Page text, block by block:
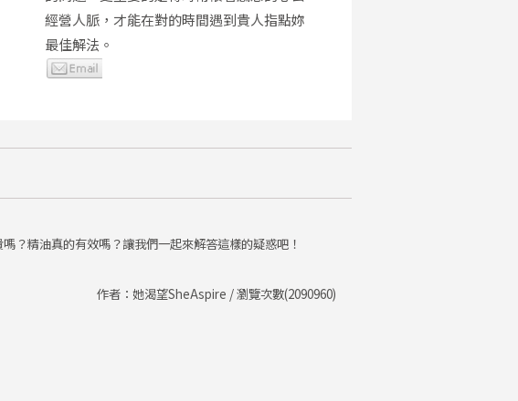
經營人脈，才能在對的時間遇到貴人指點妳
最佳解法。
？精油真的有效嗎？讓我們一起來解答這樣的疑惑吧！
作者：她渴望SheAspire / 瀏覽次數(2090960)